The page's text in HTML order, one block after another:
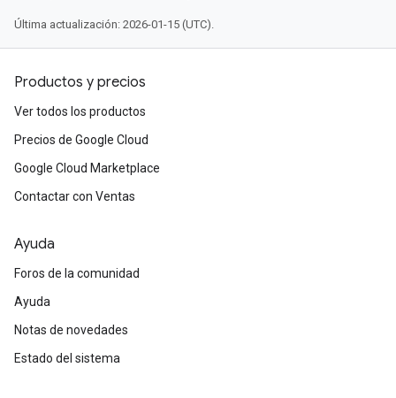
Última actualización: 2026-01-15 (UTC).
Productos y precios
Ver todos los productos
Precios de Google Cloud
Google Cloud Marketplace
Contactar con Ventas
Ayuda
Foros de la comunidad
Ayuda
Notas de novedades
Estado del sistema